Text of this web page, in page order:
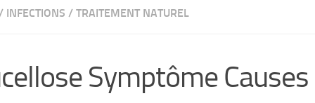
INFECTIONS / TRAITEMENT NATUREL
Symptôme Causes